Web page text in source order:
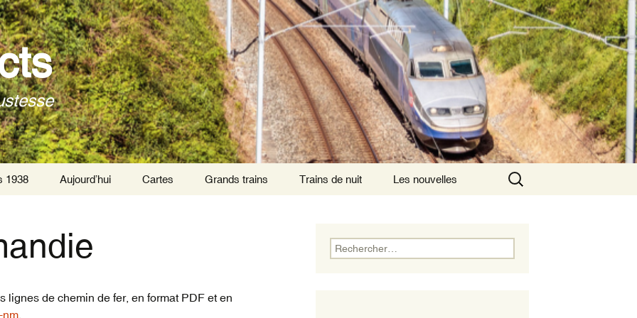
1938 Aujourd’hui Cartes Grands trains Trains de nuit
Trains de nuit
Les nouvelles
Rechercher :
lignes de chemin de fer, en format PDF et en
nm
Rechercher :